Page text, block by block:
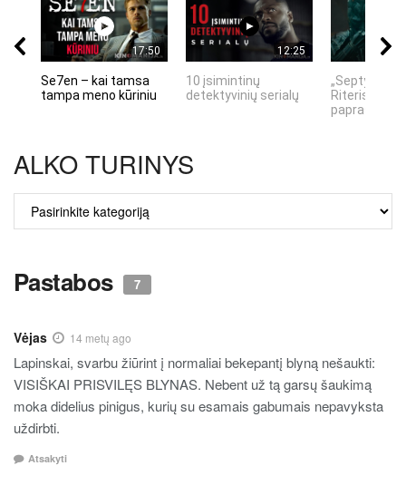
17:50
Se7en – kai tamsa
tampa meno kūriniu
12:25
10 įsimintinų
detektyvinių serialų
„Septynių
Riteris" – kai
ALKO TURINYS
ALKO
TURINYS
Pastabos 7
Vėjas 14 metų ago
Lapinskai, svarbu žiūrint į normaliai bekepantį blyną nešaukti:
VISIŠKAI PRISVILĘS BLYNAS. Nebent už tą garsų šaukimą
moka didelius pinigus, kurių su esamais gabumais nepavyksta
uždirbti.
Atsakyti